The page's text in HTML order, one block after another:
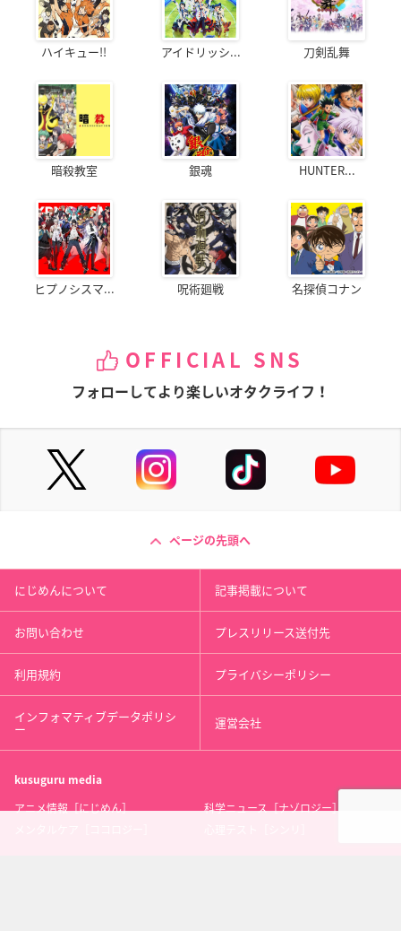
ハイキュー!! アイドリッシ... 刀剣乱舞
暗殺教室 銀魂 HUNTER...
ヒプノシスマ... 呪術廻戦 名探偵コナン
OFFICIAL SNS
フォローしてより楽しいオタクライフ！
ページの先頭へ
にじめんについて 記事掲載について
お問い合わせ プレスリリース送付先
利用規約 プライバシーポリシー
インフォマティブデータポリシ
ー 運営会社
kusuguru media
アニメ情報［にじめん］
科学ニュース［ナゾロジー］